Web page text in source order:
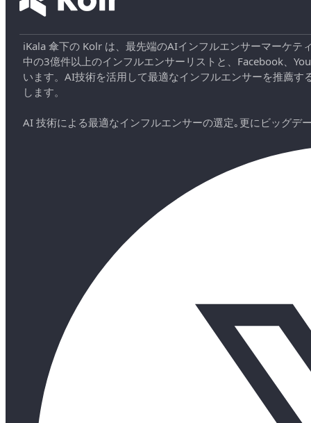
iKala 傘下の Kolr は、最先端のAIインフルエンサーマーケ
中の3億件以上のインフルエンサーリストと、Facebook、
います。AI技術を活用して最適なインフルエンサーを推薦
します。
AI 技術による最適なインフルエンサーの選定｡更にビッグデ